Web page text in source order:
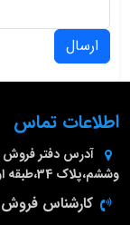
ارسال
اطلاعات تماس
آدرس دفتر فروش
وششم،پلاک 34،طبقه اول
کارشناس فروش